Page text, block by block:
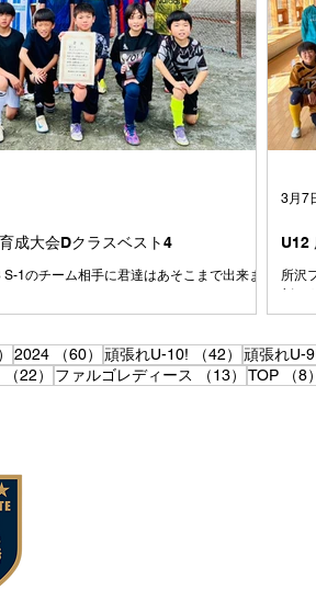
ども、学年が上がるに連れて、また少しず
ていきました⚽️ それはきっと、みんなが楽
カーをして、なにより仲間を大切にしてい
魅力のあるチームだったからだと コーチは
す☺️ みんなは、たまたま同じ世代に生まれ
ろな小学校から集まってきました 本来なら
過ごしていたかもしれない17人が、サッカ
会い、どこよりも仲の良いチームになりま
けて悔し
成大会Dクラスベスト4
1のチーム相手に君達はあそこまで出来ま
U12
所沢
彰を
3月7
86件の記事
2024 （60） 60件の記事
頑張れU-10! （42） 42件の記
頑張れU-
（22） 22件の記事
ファルゴレディース （13） 13件の記事
TOP （8）